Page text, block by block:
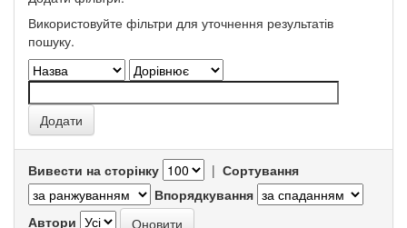
Використовуйте фільтри для уточнення результатів
пошуку.
Вивести на сторінку | Сортування
Впорядкування
Автори